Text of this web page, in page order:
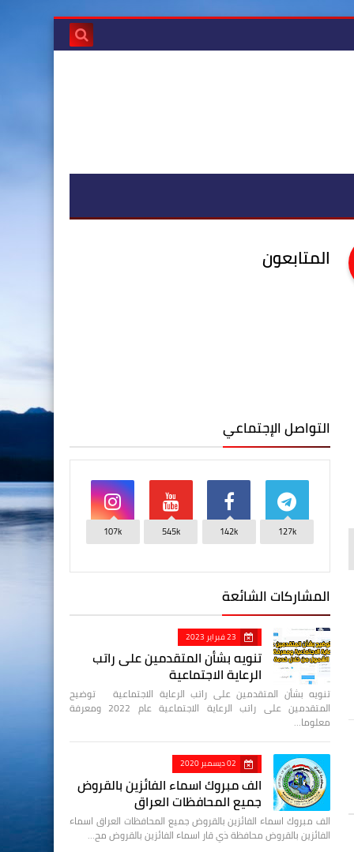
المتابعون
التواصل الإجتماعي
127k
142k
545k
107k
المشاركات الشائعة
23 فبراير 2023
تنويه بشأن المتقدمين على راتب
الرعاية الاجتماعية
تنويه بشأن المتقدمين على راتب الرعاية الاجتماعية توضيح
المتقدمين على راتب الرعاية الاجتماعية عام 2022 ومعرفة
معلوما…
02 ديسمبر 2020
الف مبروك اسماء الفائزين بالقروض
جميع المحافظات العراق
الف مبروك اسماء الفائزين بالقروض جميع المحافظات العراق اسماء
الفائزين بالقروض محافظة ذي قار اسماء الفائزين بالقروض مح…